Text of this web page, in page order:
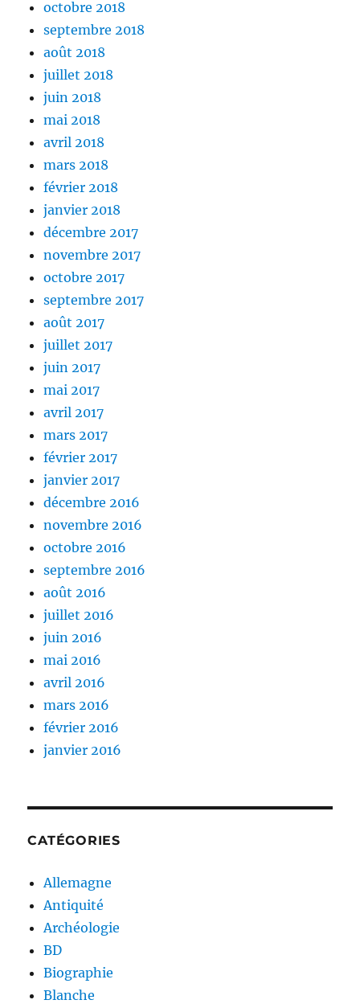
octobre 2018
septembre 2018
août 2018
juillet 2018
juin 2018
mai 2018
avril 2018
mars 2018
février 2018
janvier 2018
décembre 2017
novembre 2017
octobre 2017
septembre 2017
août 2017
juillet 2017
juin 2017
mai 2017
avril 2017
mars 2017
février 2017
janvier 2017
décembre 2016
novembre 2016
octobre 2016
septembre 2016
août 2016
juillet 2016
juin 2016
mai 2016
avril 2016
mars 2016
février 2016
janvier 2016
CATÉGORIES
Allemagne
Antiquité
Archéologie
BD
Biographie
Blanche